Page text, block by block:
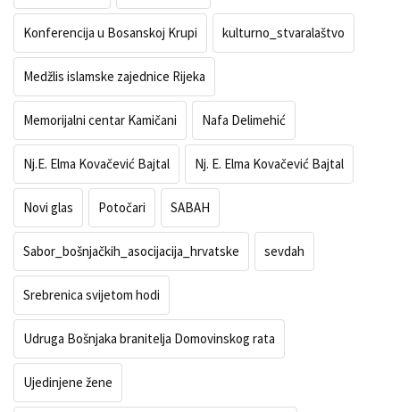
Konferencija u Bosanskoj Krupi kulturno_stvaralaštvo
Medžlis islamske zajednice Rijeka
Memorijalni centar Kamičani Nafa Delimehić
Nj.E. Elma Kovačević Bajtal Nj. E. Elma Kovačević Bajtal
Novi glas Potočari SABAH
Sabor_bošnjačkih_asocijacija_hrvatske sevdah
Srebrenica svijetom hodi
Udruga Bošnjaka branitelja Domovinskog rata
Ujedinjene žene